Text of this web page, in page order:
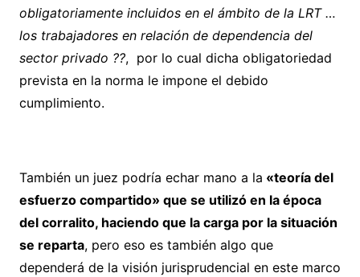
obligatoriamente incluidos en el ámbito de la LRT …
los trabajadores en relación de dependencia del
sector privado ??, por lo cual dicha obligatoriedad
prevista en la norma le impone el debido
cumplimiento.
También un juez podría echar mano a la «teoría del
esfuerzo compartido» que se utilizó en la época
del corralito, haciendo que la carga por la situación
se reparta, pero eso es también algo que
dependerá de la visión jurisprudencial en este marco